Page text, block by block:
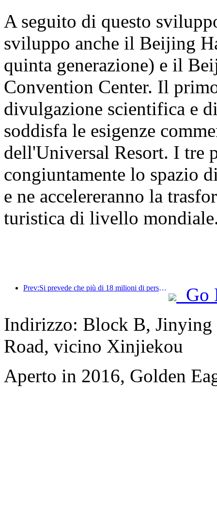
A seguito di questo
sviluppo anche il Beijing
quinta generazione) e il
Convention Center. Il
divulgazione scientifica e
soddisfa le esigenze
dell'Universal Resort. I tre
congiuntamente lo spazio
e ne accelereranno la
turistica di livello
Prev:Si prevede che più di 18 milioni di persone entreranno e usciranno dal Paese durante i 9 giorni di festività della Festa di Primavera.
Go
Indirizzo: Block B, Jinying
Road, vicino Xinjiekou
Aperto in 2016, Golden